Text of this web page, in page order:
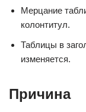
Мерцание
колонтитул.
Таблицы в
изменяется.
Причина